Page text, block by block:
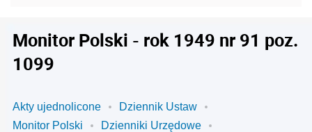
Monitor Polski - rok 1949 nr 91 poz.
1099
Akty ujednolicone
Dziennik Ustaw
Monitor Polski
Dzienniki Urzędowe